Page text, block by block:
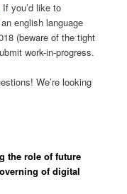
If you’d like to
english language
(beware of the tight
work-in-progress.
We’re looking
the role of future
of digital